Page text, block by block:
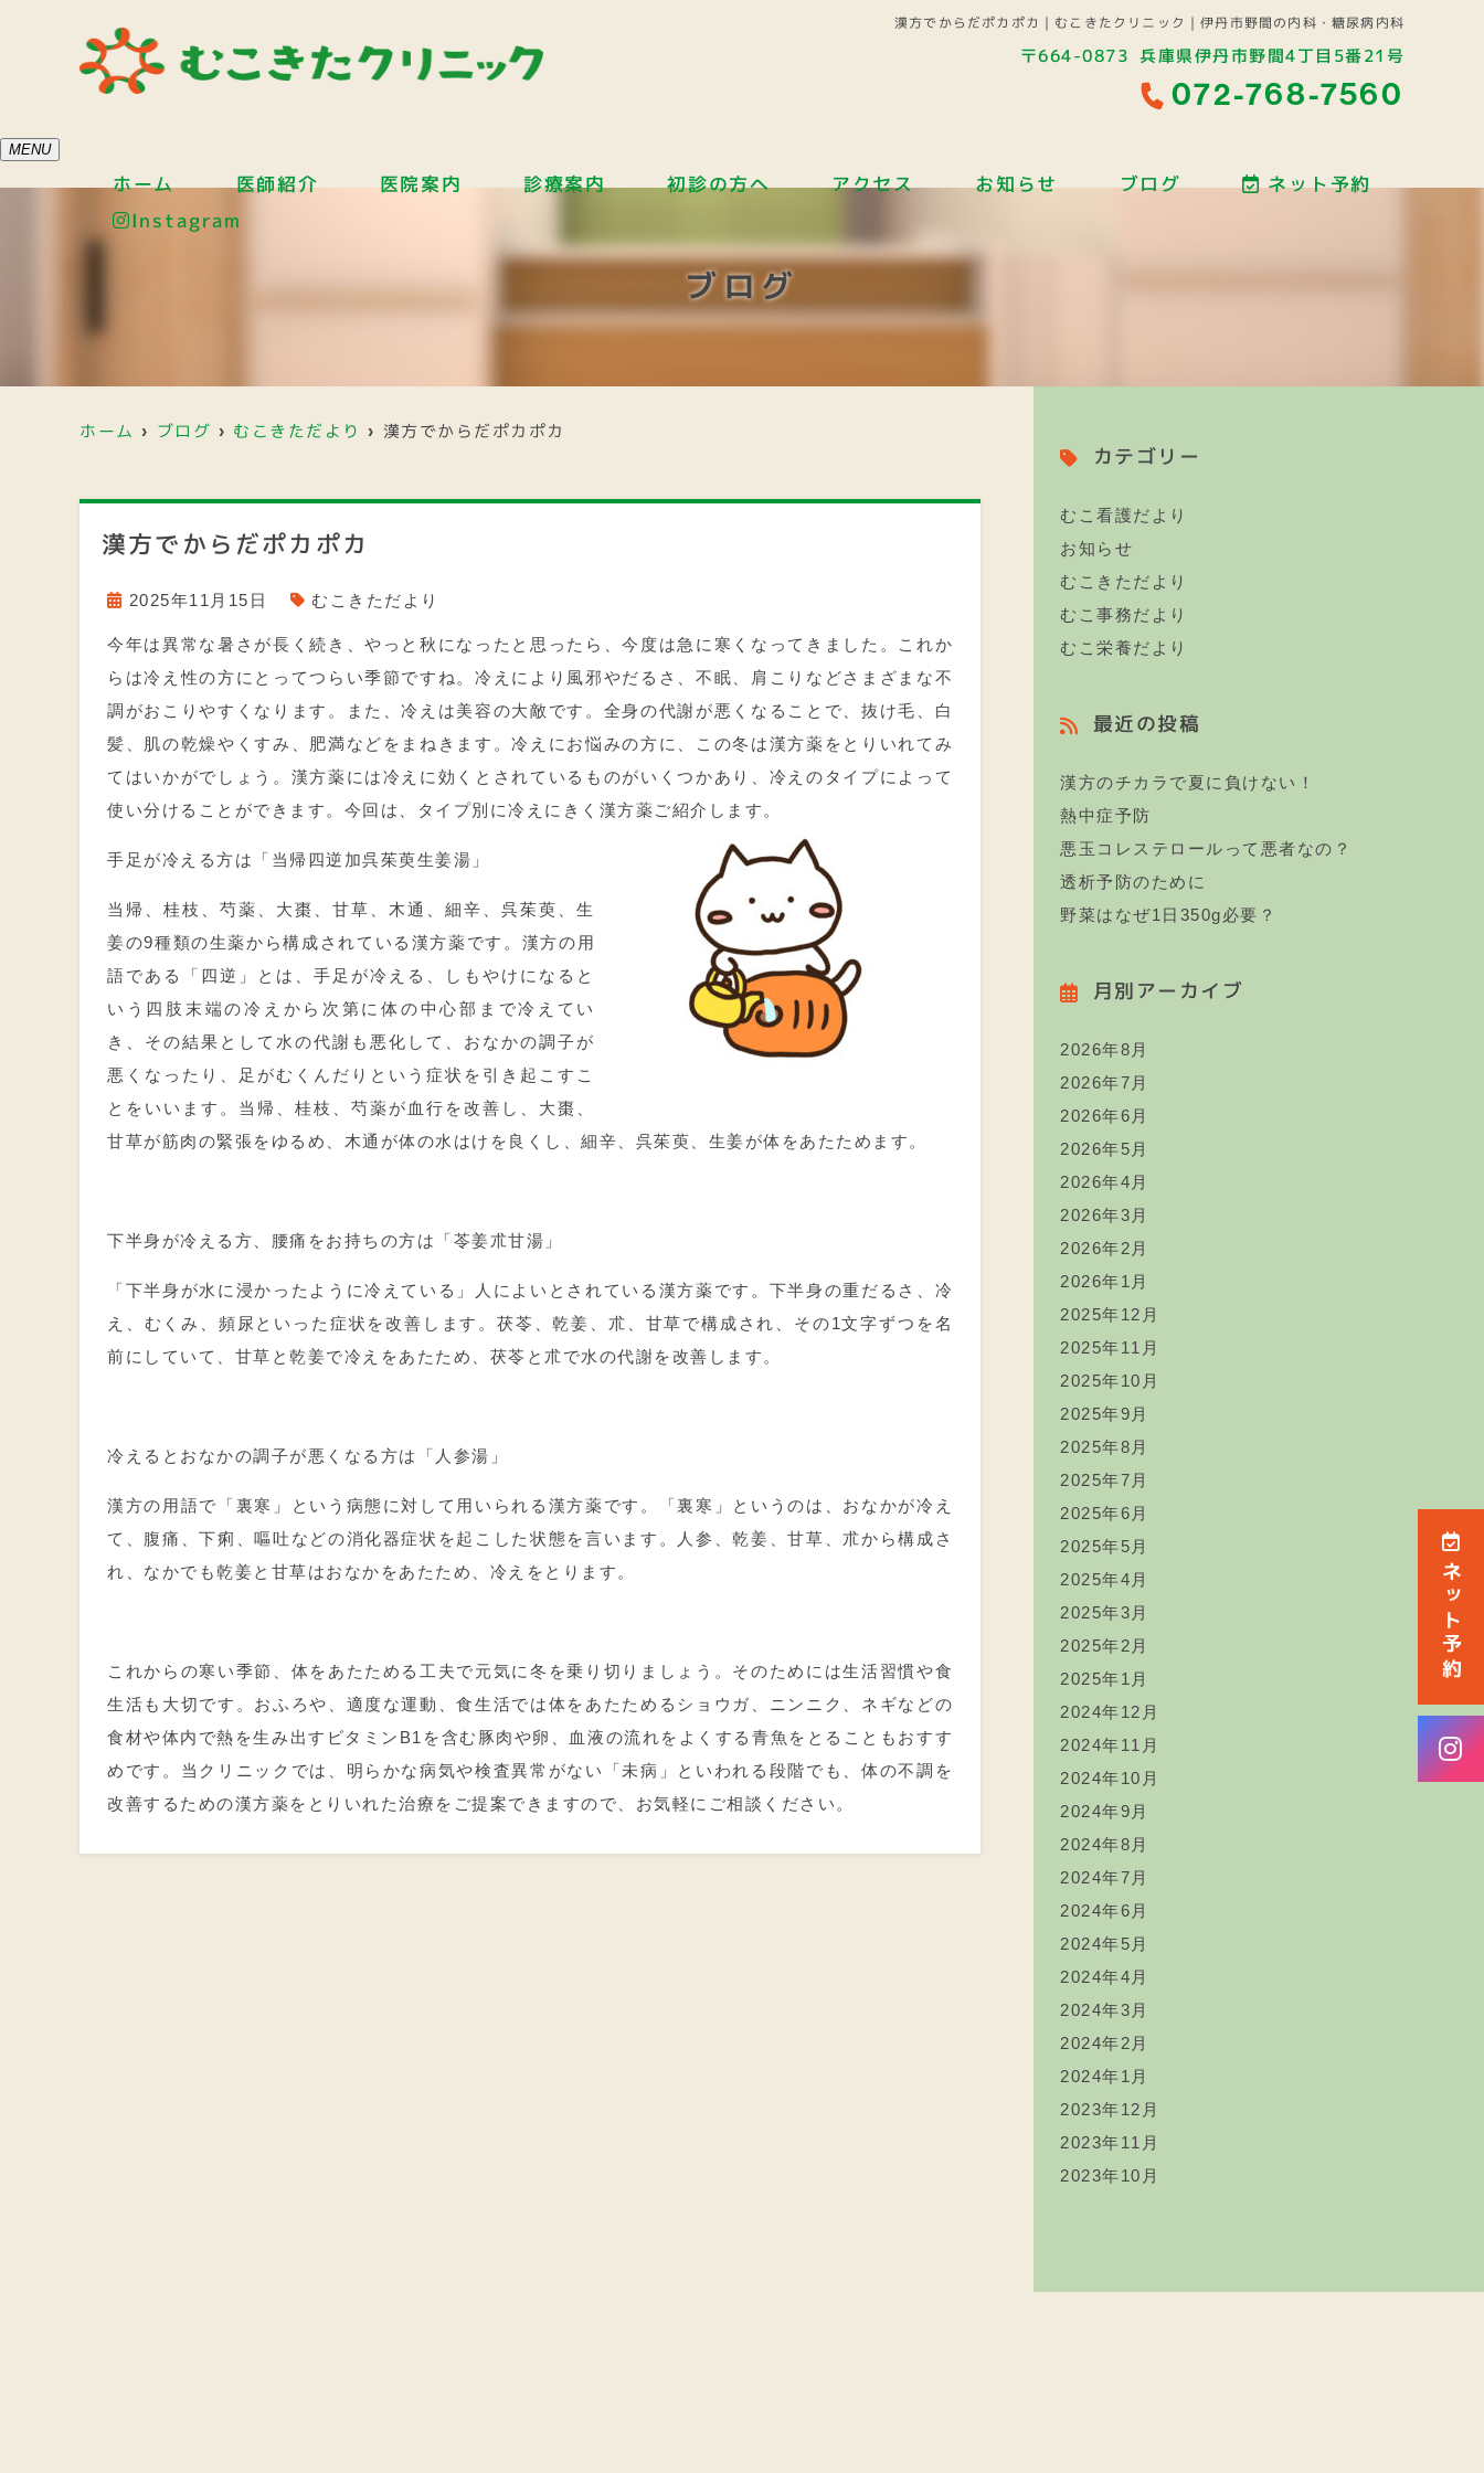
漢方でからだポカポカ｜むこきたクリニック｜伊丹市野間の内科・糖尿病内科
〒664-0873 兵庫県伊丹市野間4丁目5番21号
072-768-7560
ネット予約
MENU
ホーム 医師紹介 医院案内 診療案内 初診の方へ アクセス お知らせ ブログ
ネット予約
Instagram
ブログ
ホーム ブログ むこきただより 漢方でからだポカポカ
漢方でからだポカポカ
2025年11月15日 むこきただより
今年は異常な暑さが長く続き、やっと秋になったと思ったら、今度は急に寒くなってきました。これか
らは冷え性の方にとってつらい季節ですね。冷えにより風邪やだるさ、不眠、肩こりなどさまざまな不
調がおこりやすくなります。また、冷えは美容の大敵です。全身の代謝が悪くなることで、抜け毛、白
髪、肌の乾燥やくすみ、肥満などをまねきます。冷えにお悩みの方に、この冬は漢方薬をとりいれてみ
てはいかがでしょう。漢方薬には冷えに効くとされているものがいくつかあり、冷えのタイプによって
使い分けることができます。今回は、タイプ別に冷えにきく漢方薬ご紹介します。
手足が冷える方は「当帰四逆加呉茱萸生姜湯」
当帰、桂枝、芍薬、大棗、甘草、木通、細辛、呉茱萸、生
姜の9種類の生薬から構成されている漢方薬です。漢方の用
語である「四逆」とは、手足が冷える、しもやけになると
いう四肢末端の冷えから次第に体の中心部まで冷えてい
き、その結果として水の代謝も悪化して、おなかの調子が
悪くなったり、足がむくんだりという症状を引き起こすこ
とをいいます。当帰、桂枝、芍薬が血行を改善し、大棗、
甘草が筋肉の緊張をゆるめ、木通が体の水はけを良くし、細辛、呉茱萸、生姜が体をあたためます。
下半身が冷える方、腰痛をお持ちの方は「苓姜朮甘湯」
「下半身が水に浸かったように冷えている」人によいとされている漢方薬です。下半身の重だるさ、冷
え、むくみ、頻尿といった症状を改善します。茯苓、乾姜、朮、甘草で構成され、その1文字ずつを名
前にしていて、甘草と乾姜で冷えをあたため、茯苓と朮で水の代謝を改善します。
冷えるとおなかの調子が悪くなる方は「人参湯」
漢方の用語で「裏寒」という病態に対して用いられる漢方薬です。「裏寒」というのは、おなかが冷え
て、腹痛、下痢、嘔吐などの消化器症状を起こした状態を言います。人参、乾姜、甘草、朮から構成さ
れ、なかでも乾姜と甘草はおなかをあたため、冷えをとります。
これからの寒い季節、体をあたためる工夫で元気に冬を乗り切りましょう。そのためには生活習慣や食
生活も大切です。おふろや、適度な運動、食生活では体をあたためるショウガ、ニンニク、ネギなどの
食材や体内で熱を生み出すビタミン B1 を含む豚肉や卵、血液の流れをよくする青魚をとることもおすす
めです。当クリニックでは、明らかな病気や検査異常がない「未病」といわれる段階でも、体の不調を
改善するための漢方薬をとりいれた治療をご提案できますので、お気軽にご相談ください。
カテゴリー
むこ看護だより
お知らせ
むこきただより
むこ事務だより
むこ栄養だより
最近の投稿
漢方のチカラで夏に負けない！
熱中症予防
悪玉コレステロールって悪者なの？
透析予防のために
野菜はなぜ1日350g必要？
月別アーカイブ
2026年8月
2026年7月
2026年6月
2026年5月
2026年4月
2026年3月
2026年2月
2026年1月
2025年12月
2025年11月
2025年10月
2025年9月
2025年8月
2025年7月
2025年6月
2025年5月
2025年4月
2025年3月
2025年2月
2025年1月
2024年12月
2024年11月
2024年10月
2024年9月
2024年8月
2024年7月
2024年6月
2024年5月
2024年4月
2024年3月
2024年2月
2024年1月
2023年12月
2023年11月
2023年10月